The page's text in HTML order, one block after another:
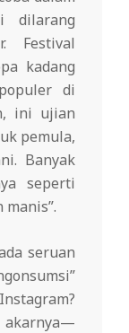
dilarang
Festival
kadang
di
ini ujian
pemula,
Banyak
seperti
seruan
akarnya—